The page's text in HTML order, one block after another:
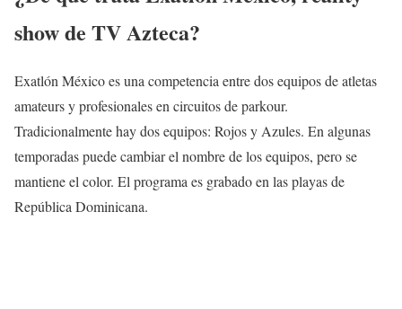
show de TV Azteca?
Exatlón México es una competencia entre dos equipos de atletas
amateurs y profesionales en circuitos de parkour.
Tradicionalmente hay dos equipos: Rojos y Azules. En algunas
temporadas puede cambiar el nombre de los equipos, pero se
mantiene el color. El programa es grabado en las playas de
República Dominicana.